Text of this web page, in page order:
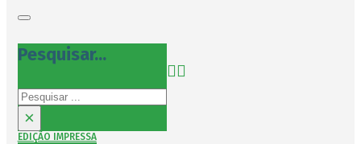
Pesquisar...
Pesquisar
×
EDIÇÃO IMPRESSA